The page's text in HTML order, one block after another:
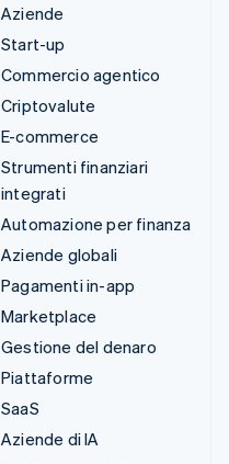
Aziende
Start-up
Commercio agentico
Criptovalute
E-commerce
Strumenti finanziari
integrati
Automazione per finanza
Aziende globali
Pagamenti in-app
Marketplace
Gestione del denaro
Piattaforme
SaaS
Aziende di IA